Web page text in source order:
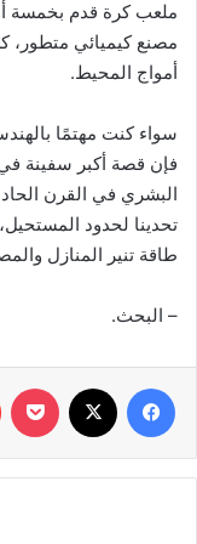
ملعب كرة قدم بخمسة
مصنع كيميائي
أمواج المحيط.
سواء كنت مهتمًا
فإن قصة أكبر سفينة
البشري في القرن
تحدينا لحدود
طاقة تنير المنازل
– البحث.
فيسبوك